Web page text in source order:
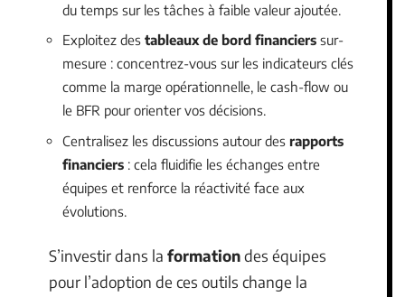
du temps sur les tâches à faible valeur ajoutée.
Exploitez des tableaux de bord financiers sur-
mesure : concentrez-vous sur les indicateurs clés
comme la marge opérationnelle, le cash-flow ou
le BFR pour orienter vos décisions.
Centralisez les discussions autour des rapports
financiers : cela fluidifie les échanges entre
équipes et renforce la réactivité face aux
évolutions.
S’investir dans la formationdes équipes
pour l’adoption de ces outils change la